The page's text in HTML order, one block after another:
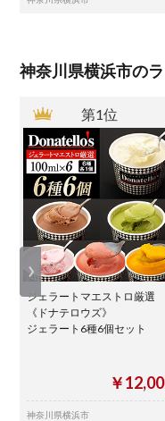
神奈川県横浜市の
第1位
ジェラートマエストロ厳選
《ドナテロウズ》
ジェラート6種6個セット
￥
神奈川県横浜市